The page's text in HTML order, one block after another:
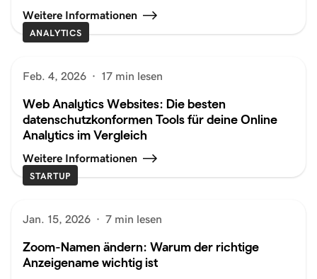
Weitere Informationen
ANALYTICS
Feb. 4, 2026 · 17 min lesen
Web Analytics Websites: Die besten
datenschutzkonformen Tools für deine Online
Analytics im Vergleich
Weitere Informationen
STARTUP
Jan. 15, 2026 · 7 min lesen
Zoom-Namen ändern: Warum der richtige
Anzeigename wichtig ist